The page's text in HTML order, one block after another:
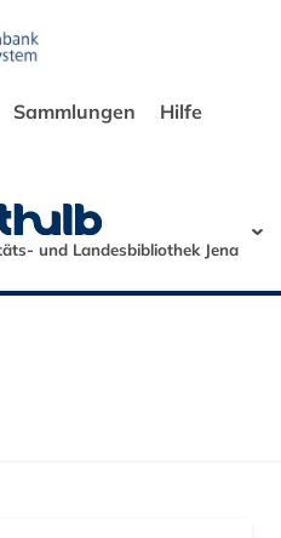
Sammlungen Hilfe
und Landesbibliothek Jena